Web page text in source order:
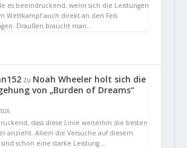
es beeindruckend, wenn sich die Leistungen
Wettkampf auch direkt an den Fels
Draußen braucht man…
zu Noah Wheeler holt sich die
von „Burden of Dreams“
dass diese Linie weiterhin die besten
anzieht. Allein die Versuche auf diesem
schon eine starke Leistung.…